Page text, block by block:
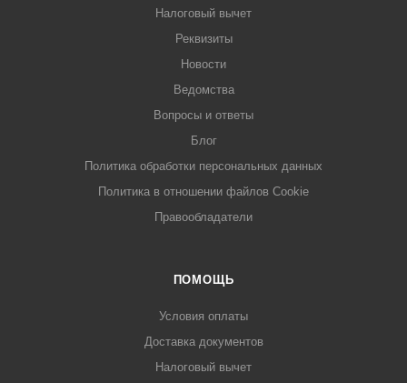
Налоговый вычет
Реквизиты
Новости
Ведомства
Вопросы и ответы
Блог
Политика обработки персональных данных
Политика в отношении файлов Cookie
Правообладатели
ПОМОЩЬ
Условия оплаты
Доставка документов
Налоговый вычет